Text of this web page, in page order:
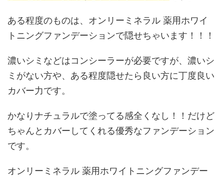
ある程度のものは、オンリーミネラル 薬用ホワイ
トニングファンデーションで隠せちゃいます！！！
濃いシミなどはコンシーラーが必要ですが、濃いシ
ミがない方や、ある程度隠せたら良い方に丁度良い
カバー力です。
かなりナチュラルで塗ってる感全くなし！！だけど
ちゃんとカバーしてくれる優秀なファンデーション
です。
オンリーミネラル 薬用ホワイトニングファンデー